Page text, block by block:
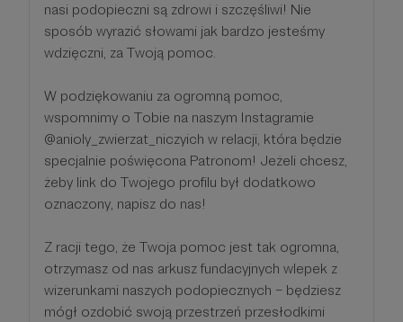
nasi podopieczni są zdrowi i szczęśliwi! Nie
sposób wyrazić słowami jak bardzo jesteśmy
wdzięczni, za Twoją pomoc.
W podziękowaniu za ogromną pomoc,
wspomnimy o Tobie na naszym Instagramie
@anioly_zwierzat_niczyich w relacji, która będzie
specjalnie poświęcona Patronom! Jeżeli chcesz,
żeby link do Twojego profilu był dodatkowo
oznaczony, napisz do nas!
Z racji tego, że Twoja pomoc jest tak ogromna,
otrzymasz od nas arkusz fundacyjnych wlepek z
wizerunkami naszych podopiecznych – będziesz
mógł ozdobić swoją przestrzeń przesłodkimi